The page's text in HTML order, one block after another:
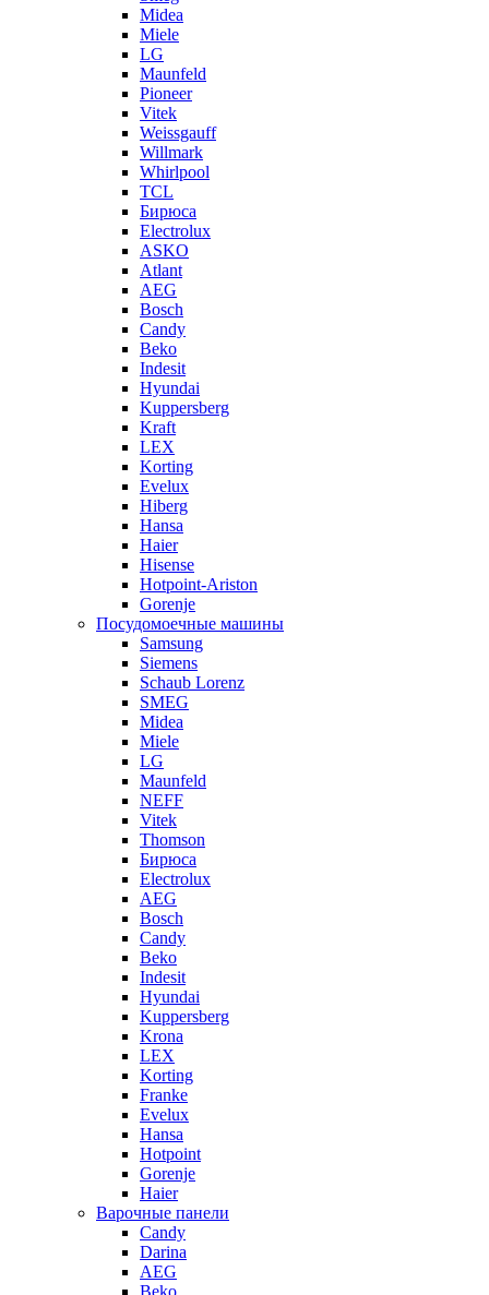
Midea
Miele
LG
Maunfeld
Pioneer
Vitek
Weissgauff
Willmark
Whirlpool
TCL
Бирюса
Electrolux
ASKO
Atlant
AEG
Bosch
Candy
Beko
Indesit
Hyundai
Kuppersberg
Kraft
LEX
Korting
Evelux
Hiberg
Hansa
Haier
Hisense
Hotpoint-Ariston
Gorenje
Посудомоечные машины
Samsung
Siemens
Schaub Lorenz
SMEG
Midea
Miele
LG
Maunfeld
NEFF
Vitek
Thomson
Бирюса
Electrolux
AEG
Bosch
Candy
Beko
Indesit
Hyundai
Kuppersberg
Krona
LEX
Korting
Franke
Evelux
Hansa
Hotpoint
Gorenje
Haier
Варочные панели
Candy
Darina
AEG